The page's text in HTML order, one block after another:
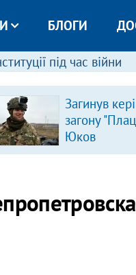
БЛОГИ
під час війни
Загинув
загону
Юков